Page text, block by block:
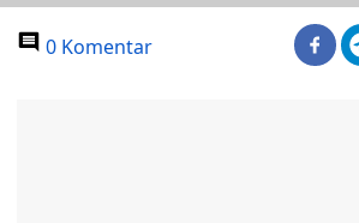
0 Komentar